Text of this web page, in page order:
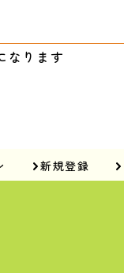
なります
新規登録